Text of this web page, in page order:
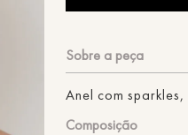
Anel com
Composição